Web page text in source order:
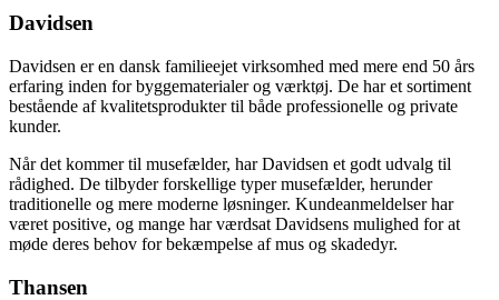
Davidsen
Davidsen er en dansk familieejet virksomhed med mere end 50 års
erfaring inden for byggematerialer og værktøj. De har et sortiment
bestående af kvalitetsprodukter til både professionelle og private
kunder.
Når det kommer til musefælder, har Davidsen et godt udvalg til
rådighed. De tilbyder forskellige typer musefælder, herunder
traditionelle og mere moderne løsninger. Kundeanmeldelser har
været positive, og mange har værdsat Davidsens mulighed for at
møde deres behov for bekæmpelse af mus og skadedyr.
Thansen